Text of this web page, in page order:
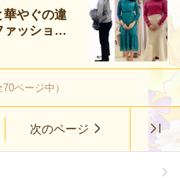
華やぐの違
ァッション
70ページ中）
次のページ